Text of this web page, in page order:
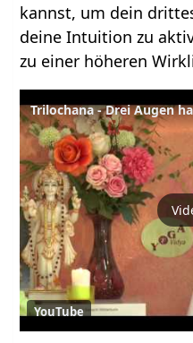
kannst, um dein
deine Intuition zu
zu einer höheren
Trilochana - Drei Augen
YouTube